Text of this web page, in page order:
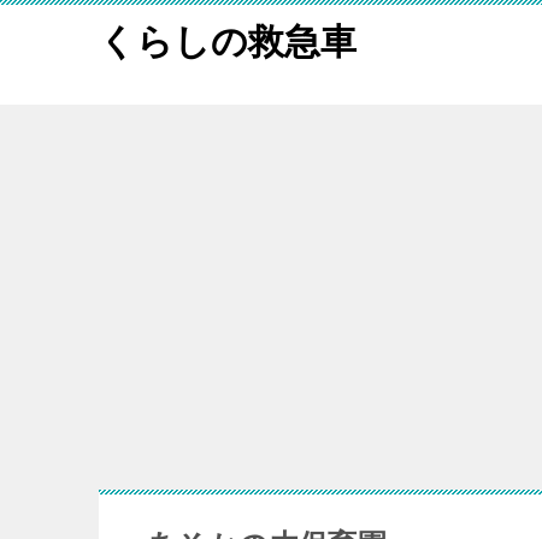
くらしの救急車